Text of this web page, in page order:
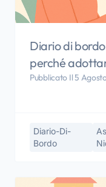
Diario di
perché
Pubblicato Il 5
Diario-Di-
Bordo